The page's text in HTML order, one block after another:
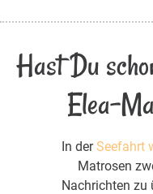
Hast Du
Elea-
In derSeefahrt
Matrosen
Nachrichten zu